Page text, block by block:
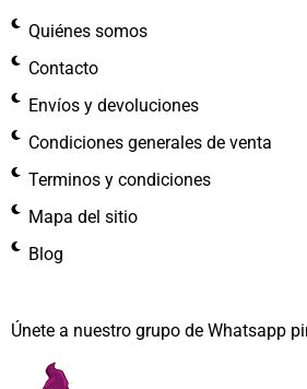
Quiénes somos
Contacto
Envíos y devoluciones
Condiciones generales de venta
Terminos y condiciones
Mapa del sitio
Blog
Únete a nuestro grupo de Whatsapp